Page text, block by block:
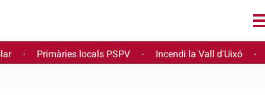
· Primàries locals PSPV · Incendi la Vall d'Uixó ·